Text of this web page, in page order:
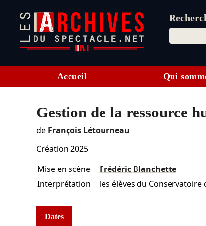
Accueil Qui
Gestion de la ressource
de François Létourneau
Création 2025
Mise en scène
Frédéric Blanchette
Interprétation
les élèves du
Dates